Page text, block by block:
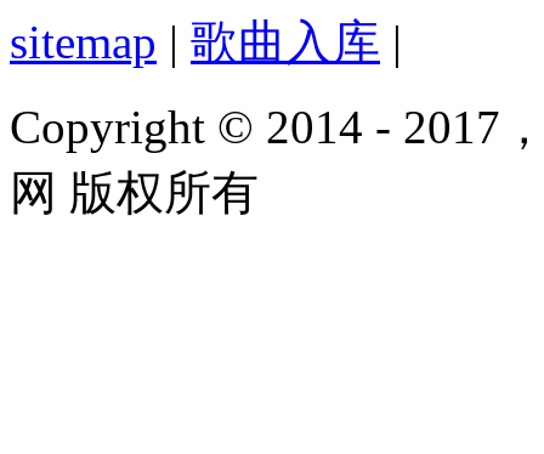
sitemap | 歌曲入库 |
Copyright © 2014 - 2017
网 版权所有